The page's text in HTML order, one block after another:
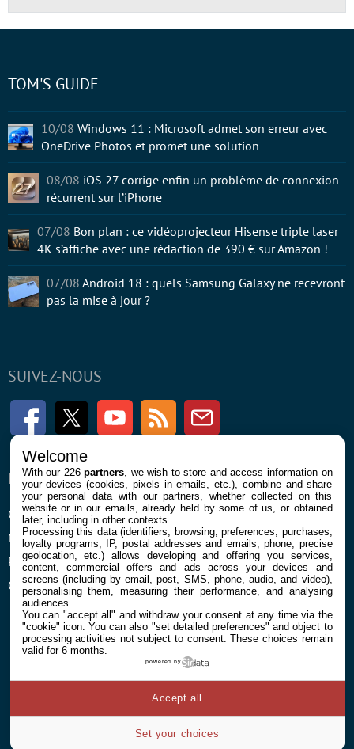
SUIVEZ-NOUS
FacebookTwitter Youtube RSS Newsletter
ENTREPRISE
Confidentialité et Cookies
Mentions légales et CGU
Préférences Cookies
Qui sommes nous
À PROPOS
Contact
TOM'S GUIDE
10/08 Windows 11 : Microsoft admet son erreur avec
OneDrive Photos et promet une solution
08/08 iOS 27 corrige enfin un problème de connexion
récurrent sur l’iPhone
07/08 Bon plan : ce vidéoprojecteur Hisense triple laser
4K s’affiche avec une rédaction de 390 € sur Amazon !
07/08 Android 18 : quels Samsung Galaxy ne recevront
pas la mise à jour ?
Welcome
With our 226partners , we wish to store and access information on
your devices (cookies, pixels in emails, etc.), combine and share
your personal data with our partners, whether collected on this
website or in our emails, already held by some of us, or obtained
later, including in other contexts.
Processing this data (identifiers, browsing, preferences, purchases,
loyalty programs, IP, postal addresses and emails, phone, precise
geolocation, etc.) allows developing and offering you services,
content, commercial offers and ads across your devices and
screens (including by email, post, SMS, phone, audio, and video),
personalising them, measuring their performance, and analysing
audiences.
You can "accept all" and withdraw your consent at any time via the
"cookie" icon. You can also "set detailed preferences" and object to
processing activities not subject to consent. These choices remain
valid for 6 months.
powered by
Set your choices
Accept all